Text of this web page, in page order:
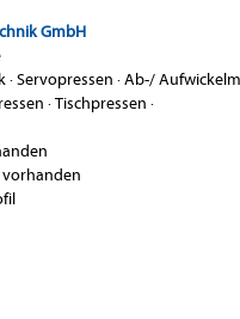
GmbH
·Servopressen ·Ab-/
·Tischpressen ·